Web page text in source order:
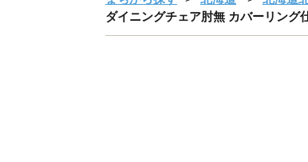
ダイニングチェア肘無 カバーリン